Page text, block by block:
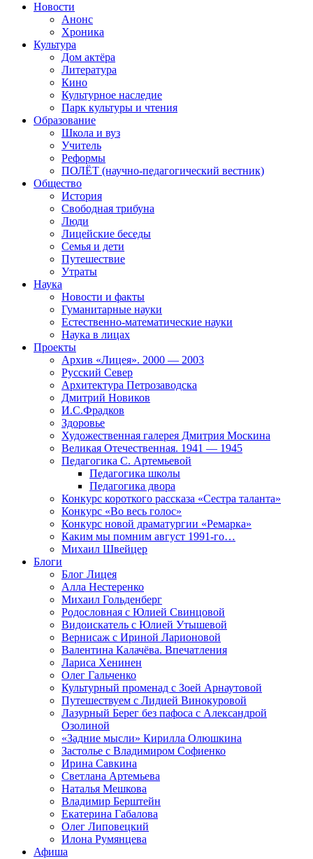
Новости
Анонс
Хроника
Культура
Дом актёра
Литература
Кино
Культурное наследие
Парк культуры и чтения
Образование
Школа и вуз
Учитель
Реформы
ПОЛЁТ (научно-педагогический вестник)
Общество
История
Свободная трибуна
Люди
Лицейские беседы
Семья и дети
Путешествие
Утраты
Наука
Новости и факты
Гуманитарные науки
Естественно-математические науки
Наука в лицах
Проекты
Архив «Лицея». 2000 — 2003
Русский Север
Архитектура Петрозаводска
Дмитрий Новиков
И.С.Фрадков
Здоровье
Художественная галерея Дмитрия Москина
Великая Отечественная. 1941 — 1945
Педагогика С. Артемьевой
Педагогика школы
Педагогика двора
Конкурс короткого рассказа «Сестра таланта»
Конкурс «Во весь голос»
Конкурс новой драматургии «Ремарка»
Каким мы помним август 1991-го…
Михаил Швейцер
Блоги
Блог Лицея
Алла Нестеренко
Михаил Гольденберг
Родословная с Юлией Свинцовой
Видоискатель с Юлией Утышевой
Вернисаж с Ириной Ларионовой
Валентина Калачёва. Впечатления
Лариса Хенинен
Олег Гальченко
Культурный променад с Зоей Арнаутовой
Путешествуем с Лидией Винокуровой
Лазурный Берег без пафоса с Александрой
Озолиной
«Задние мысли» Кирилла Олюшкина
Застолье с Владимиром Софиенко
Ирина Савкина
Светлана Артемьева
Наталья Мешкова
Владимир Берштейн
Екатерина Габалова
Олег Липовецкий
Илона Румянцева
Афиша